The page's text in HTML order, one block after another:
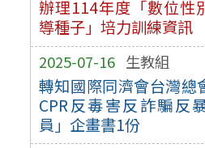
辦理114年度「數位性
導種子」培力訓練資訊
2025-07-16 生教組
轉知國際同濟會台灣總
CPR反毒害反詐騙反
員」企畫書1份